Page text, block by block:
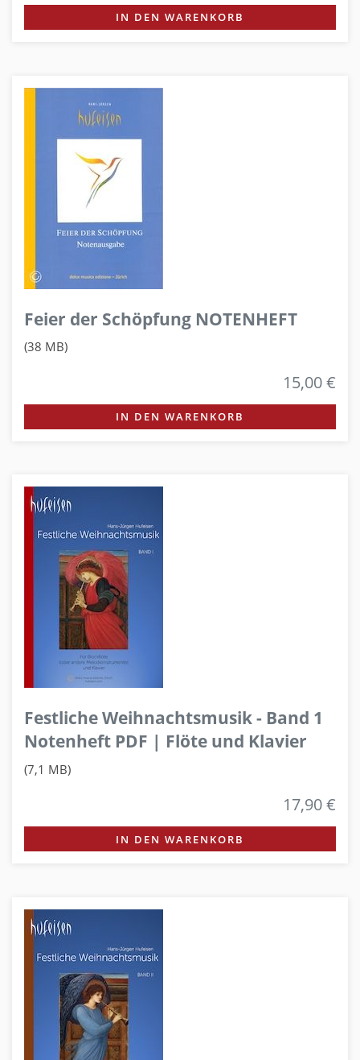
IN DEN WARENKORB
Feier der Schöpfung NOTENHEFT
(38 MB)
15,00 €
IN DEN WARENKORB
Festliche Weihnachtsmusik - Band 1
Notenheft PDF | Flöte und Klavier
(7,1 MB)
17,90 €
IN DEN WARENKORB